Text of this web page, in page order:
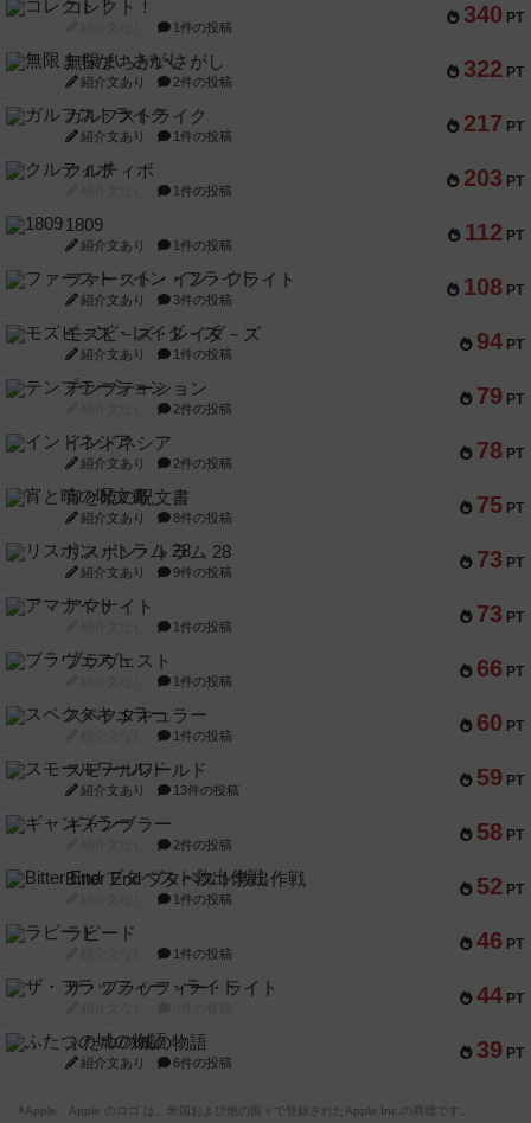
340 PT
コレクト！
1件の投稿
322 PT
無限まちがいさがし
紹介文あり 2件の投稿
217 PT
ガルフストライク
紹介文あり 1件の投稿
203 PT
クルティボ
1件の投稿
112 PT
1809
紹介文あり 1件の投稿
108 PT
ファースト・イン・フライト
紹介文あり 3件の投稿
94 PT
モズビ－ズ・レイダ－ズ
紹介文あり 1件の投稿
79 PT
テンプテーション
2件の投稿
78 PT
インドネシア
紹介文あり 2件の投稿
75 PT
宵と暁の呪文書
紹介文あり 8件の投稿
73 PT
リスボン・トラム 28
紹介文あり 9件の投稿
73 PT
アマナイト
1件の投稿
66 PT
ブラヴェスト
1件の投稿
60 PT
スペクタキュラー
1件の投稿
59 PT
スモールワールド
紹介文あり 13件の投稿
58 PT
ギャンブラー
2件の投稿
52 PT
Bitter End ブタペスト救出作戦
1件の投稿
46 PT
ラピード
1件の投稿
44 PT
ザ・フラッフィー・ライト
39 PT
ふたつの城の物語
紹介文あり 6件の投稿
※Apple、Apple のロゴ は、米国および他の国々で登録されたApple Inc.の商標です。